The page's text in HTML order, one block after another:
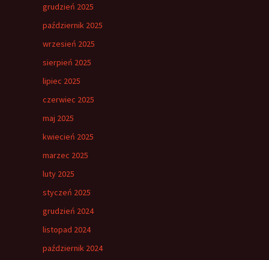
grudzień 2025
październik 2025
wrzesień 2025
sierpień 2025
lipiec 2025
czerwiec 2025
maj 2025
kwiecień 2025
marzec 2025
luty 2025
styczeń 2025
grudzień 2024
listopad 2024
październik 2024